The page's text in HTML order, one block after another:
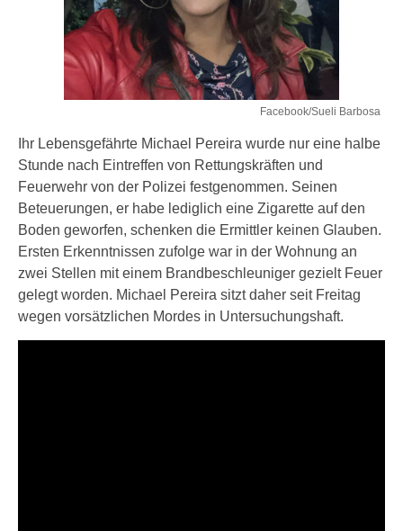
Facebook/Sueli Barbosa
Ihr Lebensgefährte Michael Pereira wurde nur eine halbe
Stunde nach Eintreffen von Rettungskräften und
Feuerwehr von der Polizei festgenommen. Seinen
Beteuerungen, er habe lediglich eine Zigarette auf den
Boden geworfen, schenken die Ermittler keinen Glauben.
Ersten Erkenntnissen zufolge war in der Wohnung an
zwei Stellen mit einem Brandbeschleuniger gezielt Feuer
gelegt worden. Michael Pereira sitzt daher seit Freitag
wegen vorsätzlichen Mordes in Untersuchungshaft.